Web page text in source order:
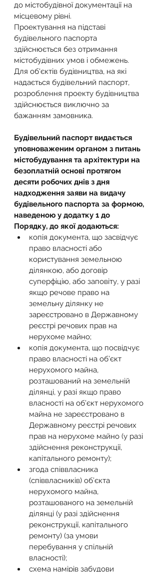
до містобудівної документації на
місцевому рівні.
Проектування на підставі
будівельного паспорта
здійснюється без отримання
містобудівних умов і обмежень.
Для об'єктів будівництва, на які
надається будівельний паспорт,
розроблення проекту будівництва
здійснюється виключно за
бажанням замовника.
Будівельний паспорт видається
уповноваженим органом з питань
містобудування та архітектури на
безоплатній основі протягом
десяти робочих днів з дня
надходження заяви на видачу
будівельного паспорта за формою,
наведеною у додатку 1 до
Порядку, до якої додаються:
копія документа, що засвідчує
право власності або
користування земельною
ділянкою, або договір
суперфіцію, або заповіту, у разі
якщо речове право на
земельну ділянку не
зареєстровано в Державному
реєстрі речових прав на
нерухоме майно;
копія документа, що посвідчує
право власності на об’єкт
нерухомого майна,
розташований на земельній
ділянці, у разі якщо право
власності на об’єкт нерухомого
майна не зареєстровано в
Державному реєстрі речових
прав на нерухоме майно (у разі
здійснення реконструкції,
капітального ремонту);
згода співвласника
(співвласників) об’єкта
нерухомого майна,
розташованого на земельній
ділянці (у разі здійснення
реконструкції, капітального
ремонту) (за умови
перебування у спільній
власності);
схема намірів забудови